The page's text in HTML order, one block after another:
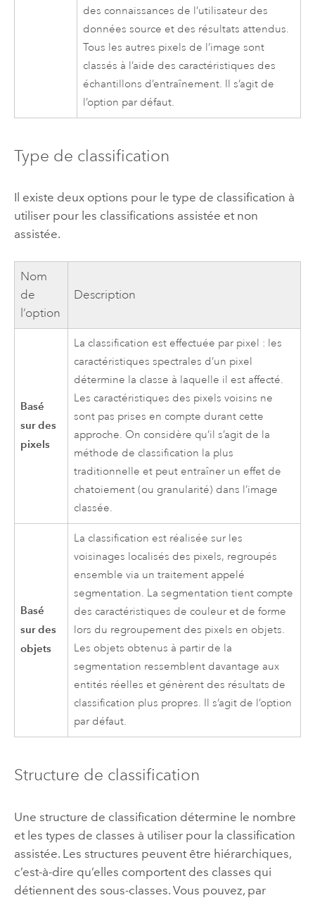
des connaissances de l’utilisateur des
données source et des résultats attendus.
Tous les autres pixels de l’image sont
classés à l’aide des caractéristiques des
échantillons d’entraînement. Il s’agit de
l’option par défaut.
Type de classification
Il existe deux options pour le type de classification à
utiliser pour les classifications assistée et non
assistée.
Nom
de
l’option
Description
Basé
sur des
pixels
La classification est effectuée par pixel : les
caractéristiques spectrales d’un pixel
détermine la classe à laquelle il est affecté.
Les caractéristiques des pixels voisins ne
sont pas prises en compte durant cette
approche. On considère qu’il s’agit de la
méthode de classification la plus
traditionnelle et peut entraîner un effet de
chatoiement (ou granularité) dans l’image
classée.
Basé
sur des
objets
La classification est réalisée sur les
voisinages localisés des pixels, regroupés
ensemble via un traitement appelé
segmentation. La segmentation tient compte
des caractéristiques de couleur et de forme
lors du regroupement des pixels en objets.
Les objets obtenus à partir de la
segmentation ressemblent davantage aux
entités réelles et génèrent des résultats de
classification plus propres. Il s’agit de l’option
par défaut.
Structure de classification
Une structure de classification détermine le nombre
et les types de classes à utiliser pour la classification
assistée. Les structures peuvent être hiérarchiques,
c’est-à-dire qu’elles comportent des classes qui
détiennent des sous-classes. Vous pouvez, par